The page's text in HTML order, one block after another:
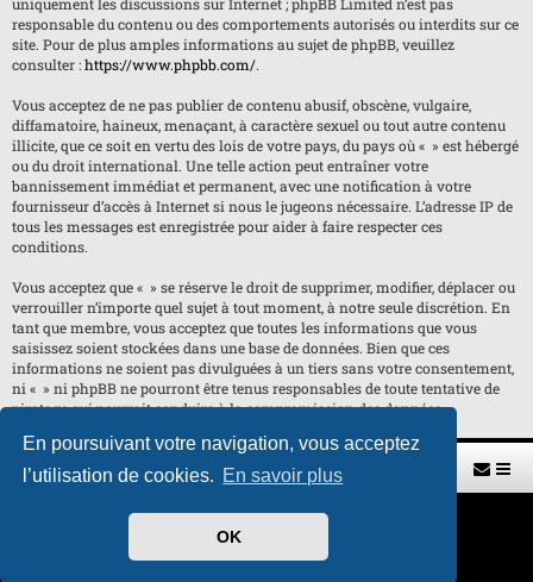
En poursuivant votre navigation, vous acceptez
l’utilisation de cookies. En savoir plus
OK
responsable du contenu ou des comportements autorisés ou interdits sur ce
site. Pour de plus amples informations au sujet de phpBB, veuillez
consulter :https://www.phpbb.com/.
Vous acceptez de ne pas publier de contenu abusif, obscène, vulgaire,
diffamatoire, haineux, menaçant, à caractère sexuel ou tout autre contenu
illicite, que ce soit en vertu des lois de votre pays, du pays où « » est hébergé
ou du droit international. Une telle action peut entraîner votre
bannissement immédiat et permanent, avec une notification à votre
fournisseur d’accès à Internet si nous le jugeons nécessaire. L’adresse IP de
tous les messages est enregistrée pour aider à faire respecter ces
conditions.
Vous acceptez que « » se réserve le droit de supprimer, modifier, déplacer ou
verrouiller n’importe quel sujet à tout moment, à notre seule discrétion. En
tant que membre, vous acceptez que toutes les informations que vous
saisissez soient stockées dans une base de données. Bien que ces
informations ne soient pas divulguées à un tiers sans votre consentement,
ni « » ni phpBB ne pourront être tenus responsables de toute tentative de
piratage qui pourrait conduire à la compromission des données.
Retour vers le site U.A.G.R. Index du forum
Développé parphpBB® Forum Software © phpBB Limited
Traduit par
Style parH. DREUILHE avec l'aide de CABOT